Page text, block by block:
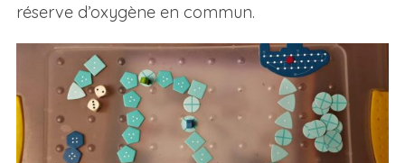
réserve d’oxygène en commun.